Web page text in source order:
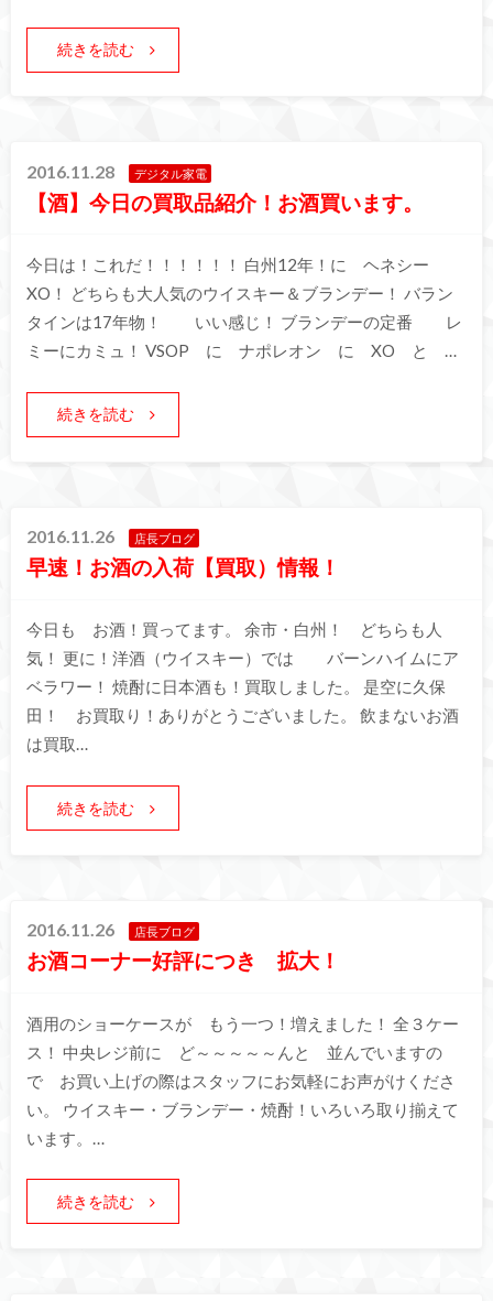
続きを読む
2016.11.28 デジタル家電
【酒】今日の買取品紹介！お酒買います。
今日は！これだ！！！！！！ 白州12年！に ヘネシー
XO！ どちらも大人気のウイスキー＆ブランデー！ バラン
タインは17年物！ いい感じ！ ブランデーの定番 レ
ミーにカミュ！ VSOP に ナポレオン に XO と …
続きを読む
2016.11.26 店長ブログ
早速！お酒の入荷【買取）情報！
今日も お酒！買ってます。 余市・白州！ どちらも人
気！ 更に！洋酒（ウイスキー）では バーンハイムにア
ベラワー！ 焼酎に日本酒も！買取しました。 是空に久保
田！ お買取り！ありがとうございました。 飲まないお酒
は買取…
続きを読む
2016.11.26 店長ブログ
お酒コーナー好評につき 拡大！
酒用のショーケースが もう一つ！増えました！ 全３ケー
ス！ 中央レジ前に ど～～～～～んと 並んでいますの
で お買い上げの際はスタッフにお気軽にお声がけくださ
い。 ウイスキー・ブランデー・焼酎！いろいろ取り揃えて
います。…
続きを読む